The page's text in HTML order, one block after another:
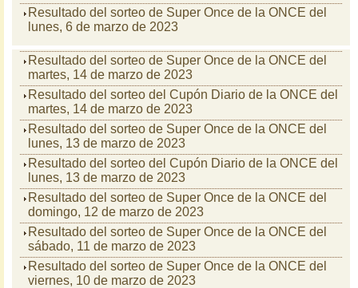
Resultado del sorteo de Super Once de la ONCE del
lunes, 6 de marzo de 2023
Resultado del sorteo de Super Once de la ONCE del
martes, 14 de marzo de 2023
Resultado del sorteo del Cupón Diario de la ONCE del
martes, 14 de marzo de 2023
Resultado del sorteo de Super Once de la ONCE del
lunes, 13 de marzo de 2023
Resultado del sorteo del Cupón Diario de la ONCE del
lunes, 13 de marzo de 2023
Resultado del sorteo de Super Once de la ONCE del
domingo, 12 de marzo de 2023
Resultado del sorteo de Super Once de la ONCE del
sábado, 11 de marzo de 2023
Resultado del sorteo de Super Once de la ONCE del
viernes, 10 de marzo de 2023